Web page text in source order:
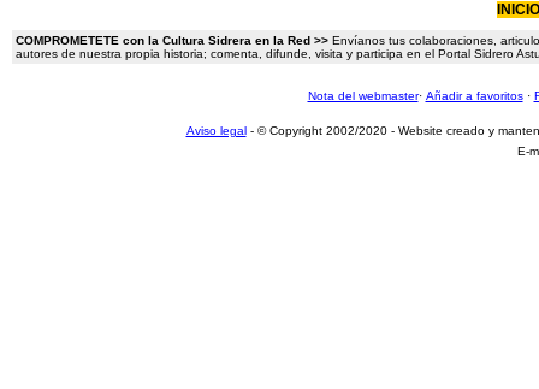
INICIO
COMPROMETETE con la Cultura Sidrera en la Red >> Envíanos tus colaboraciones,
autores de nuestra propia historia; comenta, difunde, visita y participa en el Portal Sidrero
Nota del webmaster· Añadir a favoritos·
Aviso legal- © Copyright 2002/2020 - Website creado y
E-